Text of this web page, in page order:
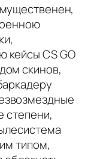
кейсы CS GO
скинов,
степени,
типом,